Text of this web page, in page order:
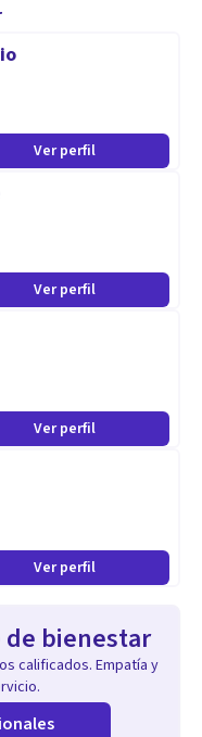
Ver perfil
Ver perfil
Ver perfil
Ver perfil
de bienestar
calificados. Empatía y